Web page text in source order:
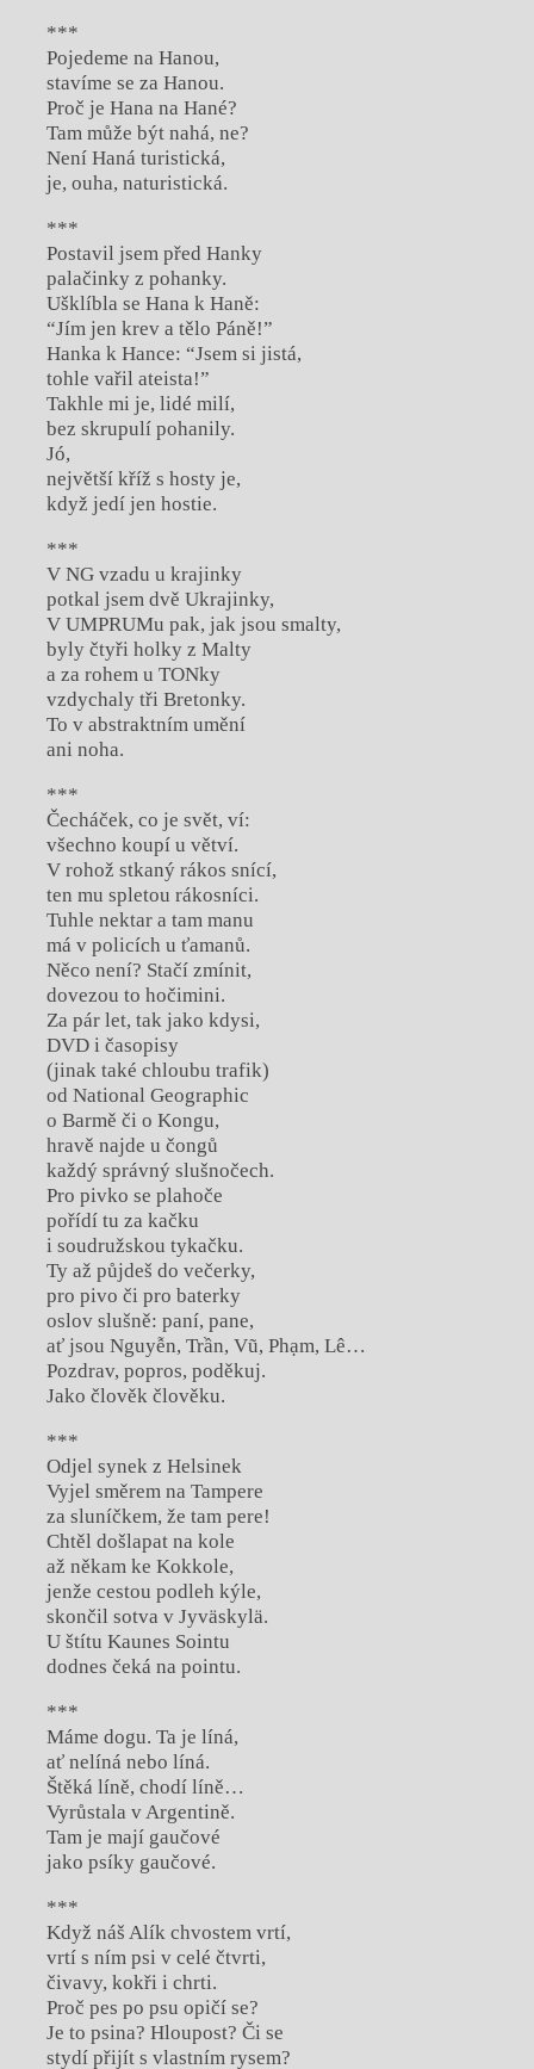
***
Pojedeme na Hanou,
stavíme se za Hanou.
Proč je Hana na Hané?
Tam může být nahá, ne?
Není Haná turistická,
je, ouha, naturistická.
***
Postavil jsem před Hanky
palačinky z pohanky.
Ušklíbla se Hana k Haně:
“Jím jen krev a tělo Páně!”
Hanka k Hance: “Jsem si jistá,
tohle vařil ateista!”
Takhle mi je, lidé milí,
bez skrupulí pohanily.
Jó,
největší kříž s hosty je,
když jedí jen hostie.
***
V NG vzadu u krajinky
potkal jsem dvě Ukrajinky,
V UMPRUMu pak, jak jsou smalty,
byly čtyři holky z Malty
a za rohem u TONky
vzdychaly tři Bretonky.
To v abstraktním umění
ani noha.
***
Čecháček, co je svět, ví:
všechno koupí u větví.
V rohož stkaný rákos snící,
ten mu spletou rákosníci.
Tuhle nektar a tam manu
má v policích u ťamanů.
Něco není? Stačí zmínit,
dovezou to hočimini.
Za pár let, tak jako kdysi,
DVD i časopisy
(jinak také chloubu trafik)
od National Geographic
o Barmě či o Kongu,
hravě najde u čongů
každý správný slušnočech.
Pro pivko se plahoče
pořídí tu za kačku
i soudružskou tykačku.
Ty až půjdeš do večerky,
pro pivo či pro baterky
oslov slušně: paní, pane,
ať jsou Nguyễn, Trần, Vũ, Phạm, Lê…
Pozdrav, popros, poděkuj.
Jako člověk člověku.
***
Odjel synek z Helsinek
Vyjel směrem na Tampere
za sluníčkem, že tam pere!
Chtěl došlapat na kole
až někam ke Kokkole,
jenže cestou podleh kýle,
skončil sotva v Jyväskylä.
U štítu Kaunes Sointu
dodnes čeká na pointu.
***
Máme dogu. Ta je líná,
ať nelíná nebo líná.
Štěká líně, chodí líně…
Vyrůstala v Argentině.
Tam je mají gaučové
jako psíky gaučové.
***
Když náš Alík chvostem vrtí,
vrtí s ním psi v celé čtvrti,
čivavy, kokři i chrti.
Proč pes po psu opičí se?
Je to psina? Hloupost? Či se
stydí přijít s vlastním rysem?